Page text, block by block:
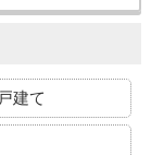
建て